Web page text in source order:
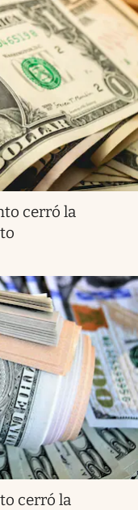
cerró la
cerró la